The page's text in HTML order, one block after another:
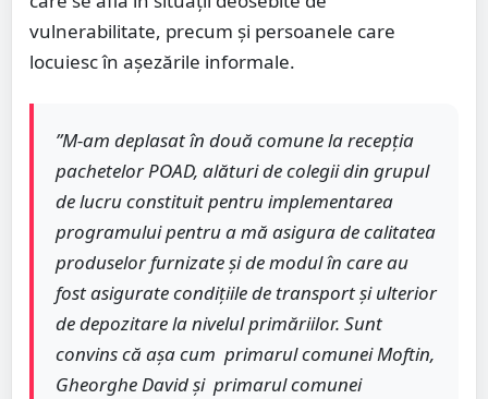
vulnerabilitate, precum și persoanele care
locuiesc în așezările informale.
”M-am deplasat în două comune la recepția
pachetelor POAD, alături de colegii din grupul
de lucru constituit pentru implementarea
programului pentru a mă asigura de calitatea
produselor furnizate și de modul în care au
fost asigurate condițiile de transport și ulterior
de depozitare la nivelul primăriilor. Sunt
convins că așa cum primarul comunei Moftin,
Gheorghe David și primarul comunei